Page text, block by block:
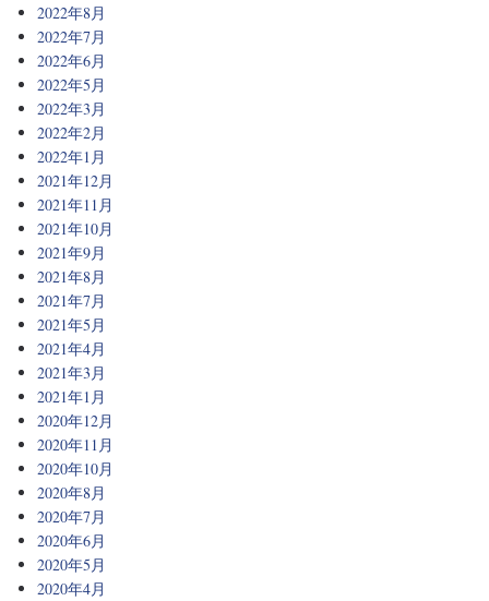
2022年8月
2022年7月
2022年6月
2022年5月
2022年3月
2022年2月
2022年1月
2021年12月
2021年11月
2021年10月
2021年9月
2021年8月
2021年7月
2021年5月
2021年4月
2021年3月
2021年1月
2020年12月
2020年11月
2020年10月
2020年8月
2020年7月
2020年6月
2020年5月
2020年4月